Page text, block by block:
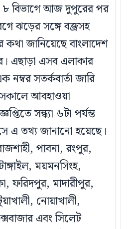
৮ বিভাগে আজ দুপুরের পর
ঝড়ের সঙ্গে বজ্রসহ
কথা জানিয়েছে বাংলাদেশ
এছাড়া এসব এলাকার
সতর্কবার্তা জারি
আবহাওয়া
সন্ধ্যা ৬টা পর্যন্ত
এ তথ্য জানানো হয়েছে।
পাবনা, রংপুর,
ময়মনসিংহ,
ফরিদপুর, মাদারীপুর,
নোয়াখালী,
এবং সিলেট